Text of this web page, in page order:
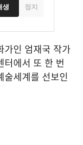
생 정지
가인 엄재국 작가
터에서 또 한 번
술세계를 선보인